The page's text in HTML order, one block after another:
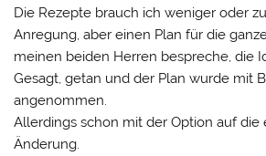
Die Rezepte brauch ich weniger oder
Anregung, aber einen Plan für die
meinen beiden Herren bespreche, die
Gesagt, getan und der Plan wurde mit
angenommen.
Allerdings schon mit der Option auf die
Änderung.